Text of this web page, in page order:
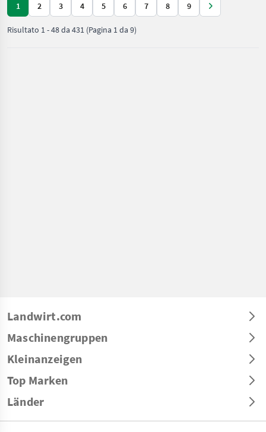
1 2 3 4 5 6 7 8 9
Risultato 1-48da 431 (Pagina 1 da 9)
Landwirt.com
Maschinengruppen
Kleinanzeigen
Top Marken
Länder